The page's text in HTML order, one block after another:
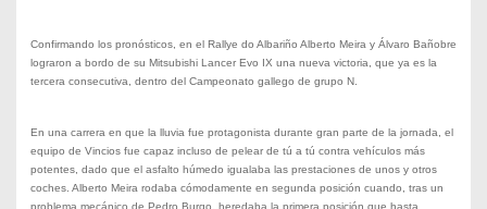
Confirmando los pronósticos, en el Rallye do Albariño Alberto Meira y Álvaro Bañobre
lograron a bordo de su Mitsubishi Lancer Evo IX una nueva victoria, que ya es la
tercera consecutiva, dentro del Campeonato gallego de grupo N.
En una carrera en que la lluvia fue protagonista durante gran parte de la jornada, el
equipo de Vincios fue capaz incluso de pelear de tú a tú contra vehículos más
potentes, dado que el asfalto húmedo igualaba las prestaciones de unos y otros
coches. Alberto Meira rodaba cómodamente en segunda posición cuando, tras un
problema mecánico de Pedro Burgo, heredaba la primera posición que hasta